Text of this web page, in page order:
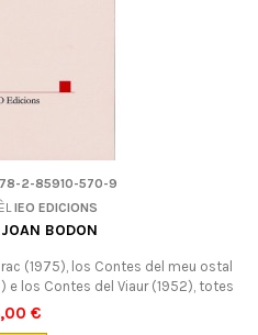
2-85910-570-9
IEO EDICIONS
BODON
(1975), los Contes del meu ostal
e los Contes del Viaur (1952), totes
mas escriches dins l'estil del
: AGOTAT EN ÇÒ DE L'EDITOR !
€